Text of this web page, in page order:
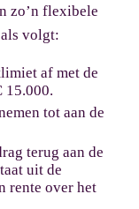
zo’n flexibele
volgt:
af met de
15.000.
tot aan de
terug aan de
uit de
rente over het